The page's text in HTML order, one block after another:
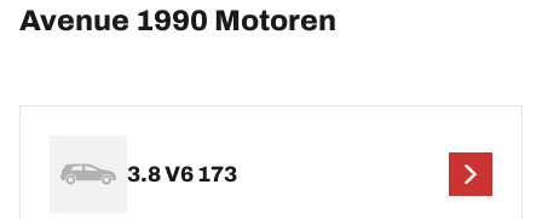
Avenue 1990 Motoren
3.8 V6 173